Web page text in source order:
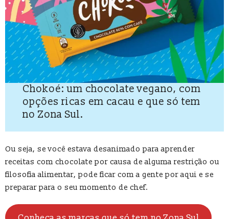
Chokoé: um chocolate vegano, com
opções ricas em cacau e que só tem
no Zona Sul.
Ou seja, se você estava desanimado para aprender
receitas com chocolate por causa de alguma restrição ou
filosofia alimentar, pode ficar com a gente por aqui e se
preparar para o seu momento de chef.